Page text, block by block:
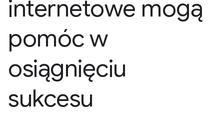
internetowe mogą
pomóc w
osiągnięciu
sukcesu